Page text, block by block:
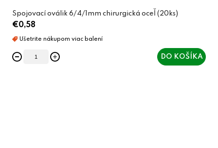
Spojovací oválik 6/4/1mm chirurgická oceľ (20ks)
€0,58
DO KOŠÍKA